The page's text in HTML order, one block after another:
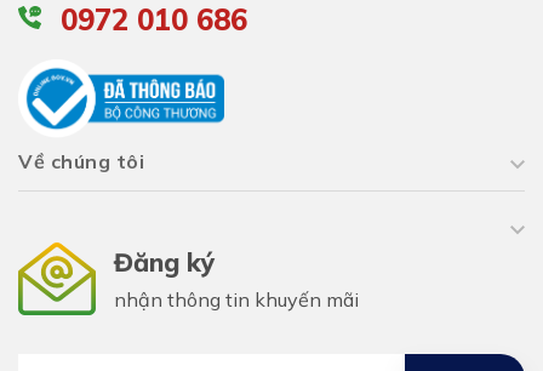
0972 010 686
Về chúng tôi
Đăng ký
nhận thông tin khuyến mãi